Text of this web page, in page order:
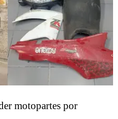
motopartes por